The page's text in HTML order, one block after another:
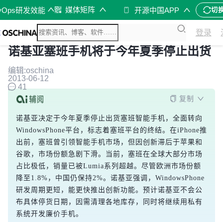
研发效能 媒体矩阵 开源中国APP 切
登录
诺基亚塞班手机将于今年夏季停止出货
编辑:oschina
2013-06-12
41
复制
诺基亚决定于今年夏季停止出货塞班智能手机，全面转向
WindowsPhone平台，标志着塞班平台的终结。在iPhone推
出前，塞班曾引领智能手机市场，但因创新滞后于苹果和
谷歌，市场份额急剧下滑。当前，塞班在全球大部分市场
占比极低，销量已被Lumia系列超越。尽管欧洲市场份额
降至1.8%，中国仍保持2%。诺基亚强调，WindowsPhone
研发周期更短，能更快推出创新功能。预计诺基亚不会公
布具体停货日期，因需清理各地库存，同时将继续用私有
系统开发廉价手机。